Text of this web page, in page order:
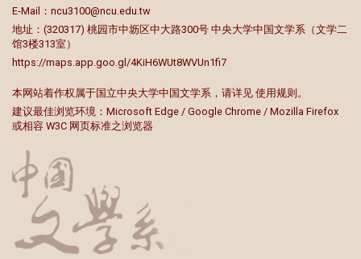
E-Mail： ncu3100@ncu.edu.tw
地址：(320317) 桃园市中坜区中大路300号 中央大学中国文学系（文学二
馆3楼313室）
https://maps.app.goo.gl/4KiH6WUt8WVUn1fi7
本网站着作权属于国立中央大学中国文学系，请详见 使用规则 。
建议最佳浏览环境：Microsoft Edge / Google Chrome / Mozilla Firefox
或相容 W3C 网页标准之浏览器